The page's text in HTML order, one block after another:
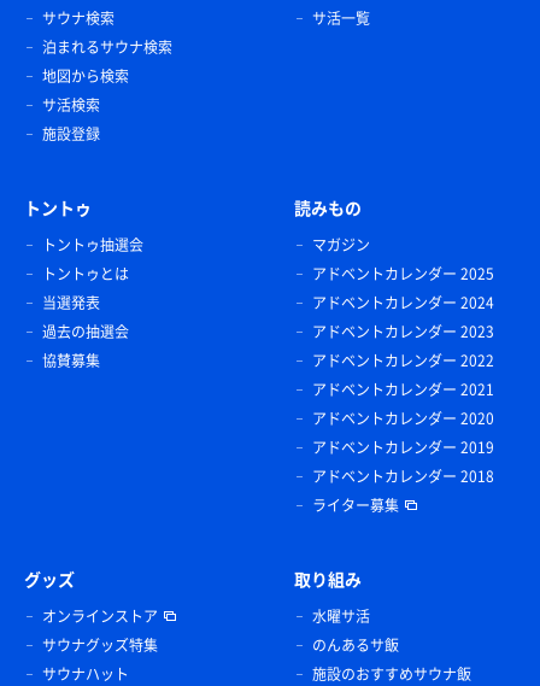
サウナ検索
泊まれるサウナ検索
地図から検索
サ活検索
施設登録
サ活一覧
トントゥ
トントゥ抽選会
トントゥとは
当選発表
過去の抽選会
協賛募集
読みもの
マガジン
アドベントカレンダー 2025
アドベントカレンダー 2024
アドベントカレンダー 2023
アドベントカレンダー 2022
アドベントカレンダー 2021
アドベントカレンダー 2020
アドベントカレンダー 2019
アドベントカレンダー 2018
ライター募集
グッズ
オンラインストア
サウナグッズ特集
サウナハット
取り組み
水曜サ活
のんあるサ飯
施設のおすすめサウナ飯